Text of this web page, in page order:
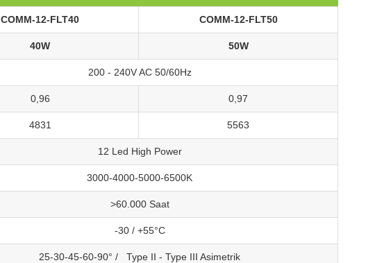
COMM-12-FLT40 COMM-12-FLT50
40W 50W
200 - 240V AC 50/60Hz
0,96 0,97
4831 5563
12 Led High Power
3000-4000-5000-6500K
>60.000 Saat
-30 / +55°C
25-30-45-60-90° / Type II - Type III Asimetrik